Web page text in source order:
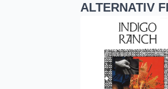
ALTERNATIV